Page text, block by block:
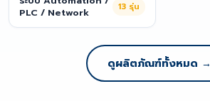
PLC / Network
13 รุ่น
ดูผลิตภัณฑ์ทั้งหมด →